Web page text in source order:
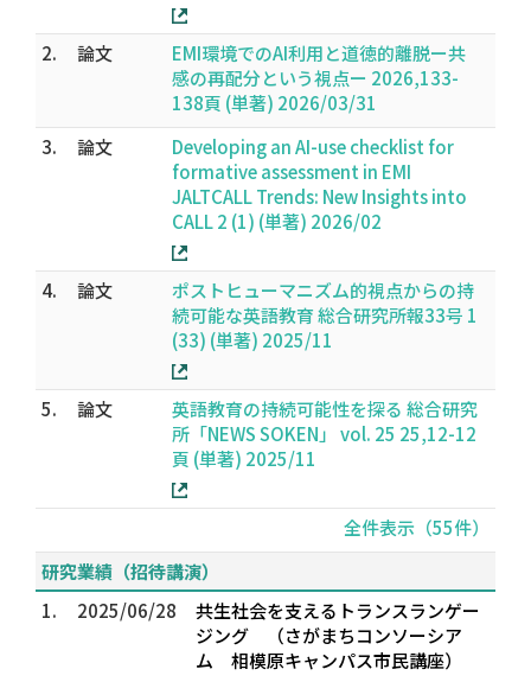
2. 論文
EMI環境でのAI利用と道徳的離脱ー共
感の再配分という視点ー 2026,133-
138頁 (単著) 2026/03/31
3.
論文
Developing an AI-use checklist for
formative assessment in EMI
JALTCALL Trends: New Insights into
CALL 2 (1) (単著) 2026/02
4. 論文
ポストヒューマニズム的視点からの持
続可能な英語教育 総合研究所報33号 1
(33) (単著) 2025/11
5. 論文
英語教育の持続可能性を探る 総合研究
所「NEWS SOKEN」 vol. 25 25,12-12
頁 (単著) 2025/11
全件表示（55件）
研究業績（招待講演）
1.
2025/06/28
共生社会を支えるトランスランゲー
ジング （さがまちコンソーシア
ム 相模原キャンパス市民講座）